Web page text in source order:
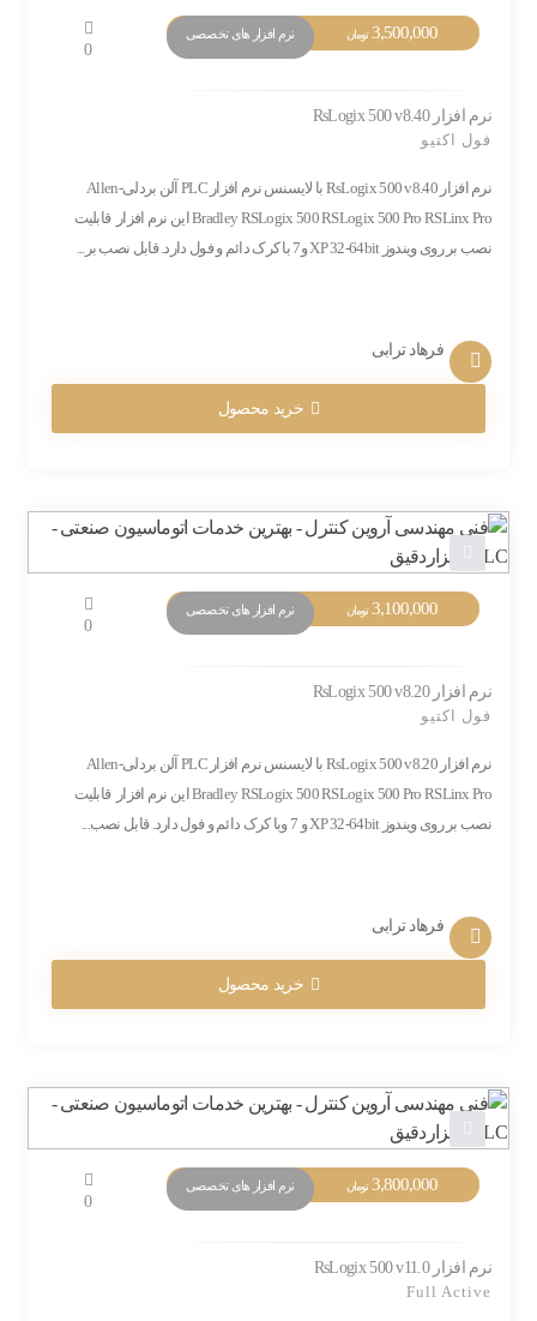
3,500,000 تومان نرم افزار های تخصصی
0
نرم افزار RsLogix 500 v8.40
فول اکتیو
نرم افزار RsLogix 500 v8.40 با لایسنس نرم افزار PLC آلن بردلی-Allen
Bradley RSLogix 500 RSLogix 500 Pro RSLinx Pro این نرم افزار قابلیت
نصب بر روی ویندوز XP 32-64bit و7 با کرک دائم و فول دارد. قابل نصب بر...
فرهاد ترابی
خرید محصول
3,100,000 تومان نرم افزار های تخصصی
0
نرم افزار RsLogix 500 v8.20
فول اکتیو
نرم افزار RsLogix 500 v8.20 با لایسنس نرم افزار PLC آلن بردلی-Allen
Bradley RSLogix 500 RSLogix 500 Pro RSLinx Pro این نرم افزار قابلیت
نصب بر روی ویندوز XP 32-64bit و 7 وبا کرک دائم و فول دارد. قابل نصب...
فرهاد ترابی
خرید محصول
3,800,000 تومان نرم افزار های تخصصی
0
نرم افزار RsLogix 500 v11.0
Full Active